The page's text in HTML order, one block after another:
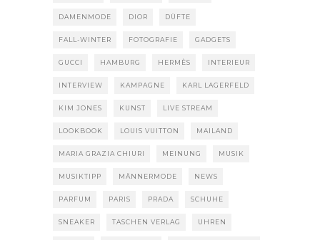
DAMENMODE DIOR DÜFTE
FALL-WINTER FOTOGRAFIE GADGETS
GUCCI HAMBURG HERMÈS INTERIEUR
INTERVIEW KAMPAGNE KARL LAGERFELD
KIM JONES KUNST LIVE STREAM
LOOKBOOK LOUIS VUITTON MAILAND
MARIA GRAZIA CHIURI MEINUNG MUSIK
MUSIKTIPP MÄNNERMODE NEWS
PARFUM PARIS PRADA SCHUHE
SNEAKER TASCHEN VERLAG UHREN